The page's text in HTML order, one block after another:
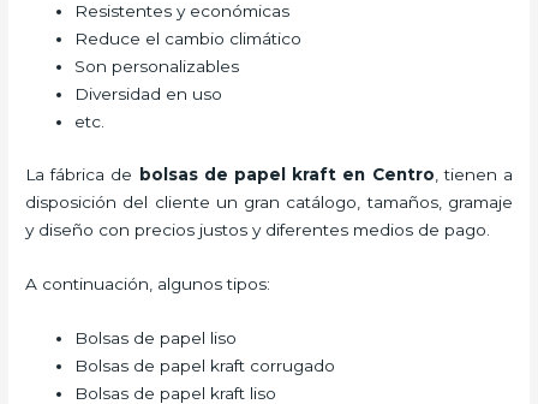
Resistentes y económicas
Reduce el cambio climático
Son personalizables
Diversidad en uso
etc.
La fábrica de bolsas de papel kraft en Centro , tienen a
disposición del cliente un gran catálogo, tamaños, gramaje
y diseño con precios justos y diferentes medios de pago.
A continuación, algunos tipos:
Bolsas de papel liso
Bolsas de papel kraft corrugado
Bolsas de papel kraft liso